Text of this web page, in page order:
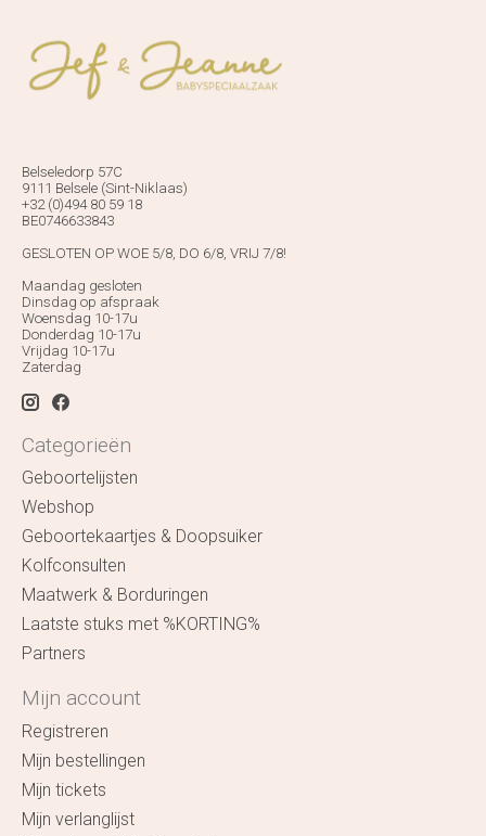
Belseledorp 57C
9111 Belsele (Sint-Niklaas)
+32 (0)494 80 59 18
BE0746633843
GESLOTEN OP WOE 5/8, DO 6/8, VRIJ 7/8!
Maandag gesloten
Dinsdag op afspraak
Woensdag 10-17u
Donderdag 10-17u
Vrijdag 10-17u
Zaterdag
Categorieën
Geboortelijsten
Webshop
Geboortekaartjes & Doopsuiker
Kolfconsulten
Maatwerk & Borduringen
Laatste stuks met %KORTING%
Partners
Mijn account
Registreren
Mijn bestellingen
Mijn tickets
Mijn verlanglijst